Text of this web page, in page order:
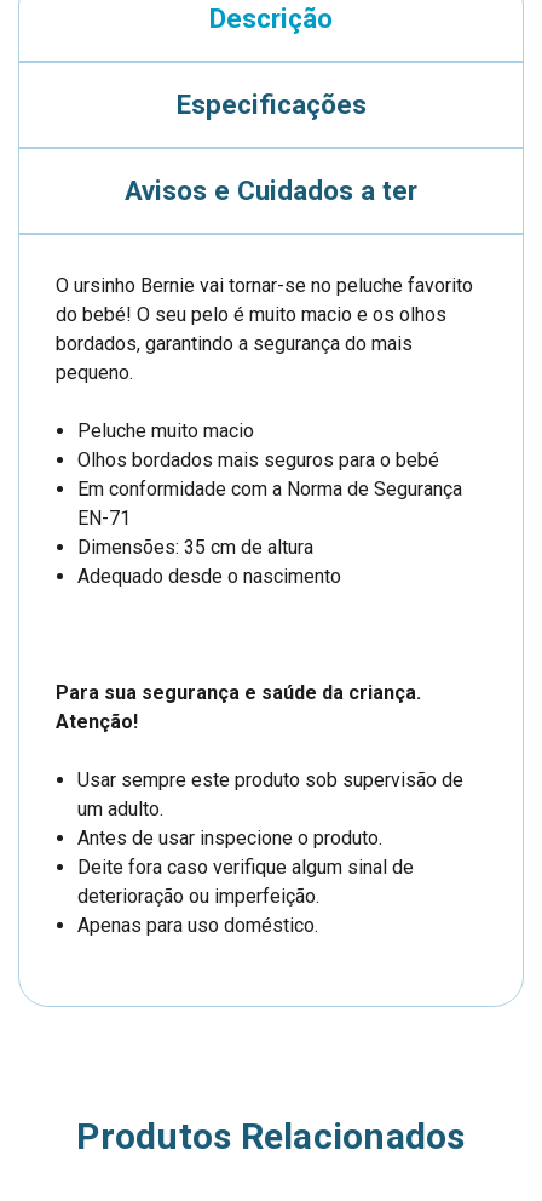
Descrição
Especificações
Avisos e Cuidados a ter
O ursinho Bernie vai tornar-se no peluche favorito
do bebé! O seu pelo é muito macio e os olhos
bordados, garantindo a segurança do mais
pequeno.
Peluche muito macio
Olhos bordados mais seguros para o bebé
Em conformidade com a Norma de Segurança
EN-71
Dimensões: 35 cm de altura
Adequado desde o nascimento
Para sua segurança e saúde da criança.
Atenção!
Usar sempre este produto sob supervisão de
um adulto.
Antes de usar inspecione o produto.
Deite fora caso verifique algum sinal de
deterioração ou imperfeição.
Apenas para uso doméstico.
Produtos Relacionados